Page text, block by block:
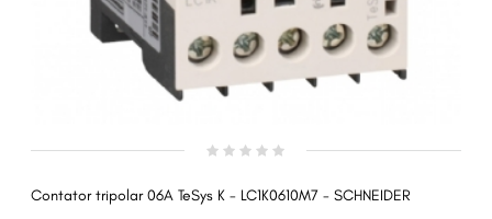
Contator tripolar 06A TeSys K - LC1K0610M7 - SCHNEIDER